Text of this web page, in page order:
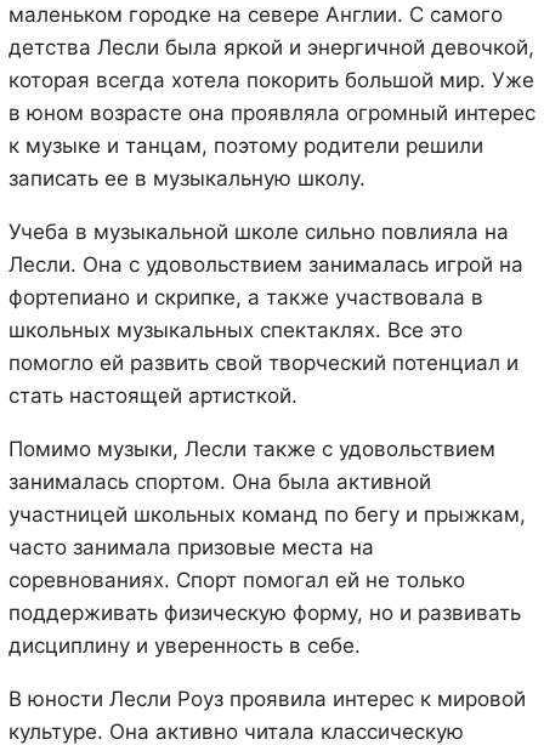
маленьком городке на севере Англии. С самого
детства Лесли была яркой и энергичной девочкой,
которая всегда хотела покорить большой мир. Уже
в юном возрасте она проявляла огромный интерес
к музыке и танцам, поэтому родители решили
записать ее в музыкальную школу.
Учеба в музыкальной школе сильно повлияла на
Лесли. Она с удовольствием занималась игрой на
фортепиано и скрипке, а также участвовала в
школьных музыкальных спектаклях. Все это
помогло ей развить свой творческий потенциал и
стать настоящей артисткой.
Помимо музыки, Лесли также с удовольствием
занималась спортом. Она была активной
участницей школьных команд по бегу и прыжкам,
часто занимала призовые места на
соревнованиях. Спорт помогал ей не только
поддерживать физическую форму, но и развивать
дисциплину и уверенность в себе.
В юности Лесли Роуз проявила интерес к мировой
культуре. Она активно читала классическую